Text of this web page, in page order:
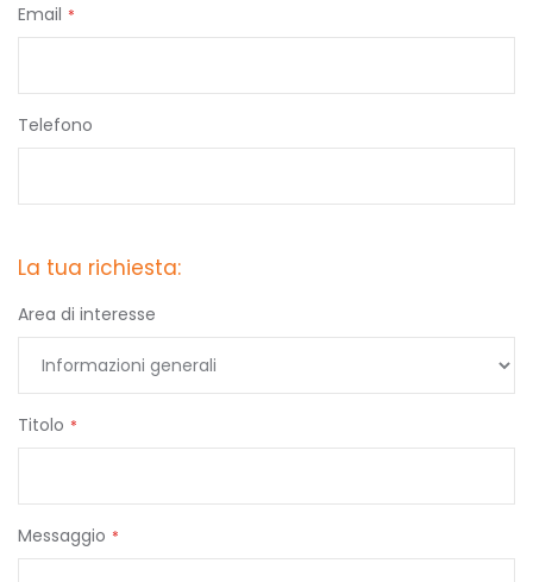
Email
Telefono
La tua richiesta:
Area di interesse
Titolo
Messaggio